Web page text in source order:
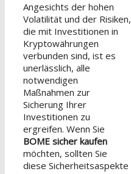
Angesichts der hohen
Volatilität und der Risiken,
die mit Investitionen in
Kryptowährungen
verbunden sind, ist es
unerlässlich, alle
notwendigen
Maßnahmen zur
Sicherung Ihrer
Investitionen zu
ergreifen. Wenn Sie
BOME sicher kaufen
möchten, sollten Sie
diese Sicherheitsaspekte